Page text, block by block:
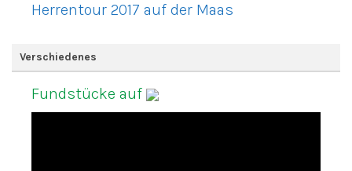
Herrentour 2017 auf der Maas
Verschiedenes
Fundstücke auf